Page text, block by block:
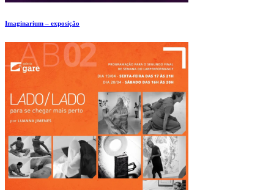
Imaginarium – exposição